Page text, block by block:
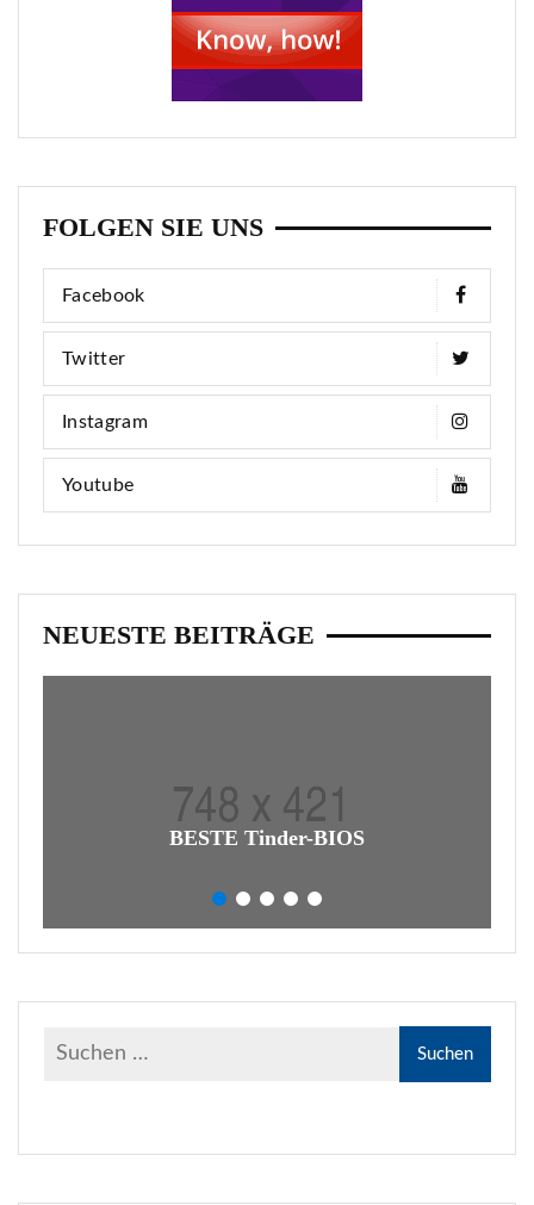
FOLGEN SIE UNS
Facebook
Twitter
Instagram
Youtube
NEUESTE BEITRÄGE
BESTE Tinder-BIOS